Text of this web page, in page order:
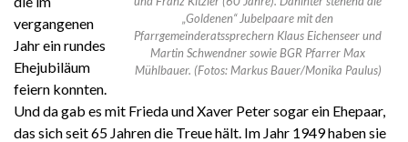
„Goldenen“ Jubelpaare mit den
Pfarrgemeinderatssprechern Klaus Eichenseer und
Martin Schwendner sowie BGR Pfarrer Max
Mühlbauer. (Fotos: Markus Bauer/Monika Paulus)
vergangenen
Jahr ein rundes
Ehejubiläum
feiern konnten.
Und da gab es mit Frieda und Xaver Peter sogar ein Ehepaar,
das sich seit 65 Jahren die Treue hält. Im Jahr 1949 haben sie